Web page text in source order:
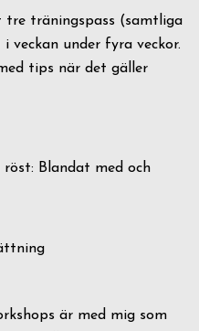
tre träningspass (samtliga
veckan under fyra veckor.
tips när det gäller
röst: Blandat med och
är med mig som